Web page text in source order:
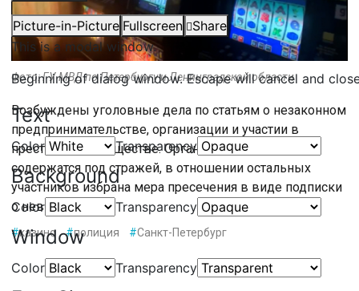
Picture-in-Picture Fullscreen
Share
This is a modal window.
Beginning of dialog window. Escape will cancel and
Text
Color Transparency
Background
Color Transparency
Window
Color Transparency
Фото: ГУ МВД по Петербургу и Ленинградской области
Возбуждены уголовные дела по статьям о незаконном
предпринимательстве, организации и участии в
преступном сообществе. Организаторы группы
содержатся под стражей, в отношении остальных
участников избрана мера пресечения в виде подписки
о невыезде.
#казино #полиция #Санкт-Петербург